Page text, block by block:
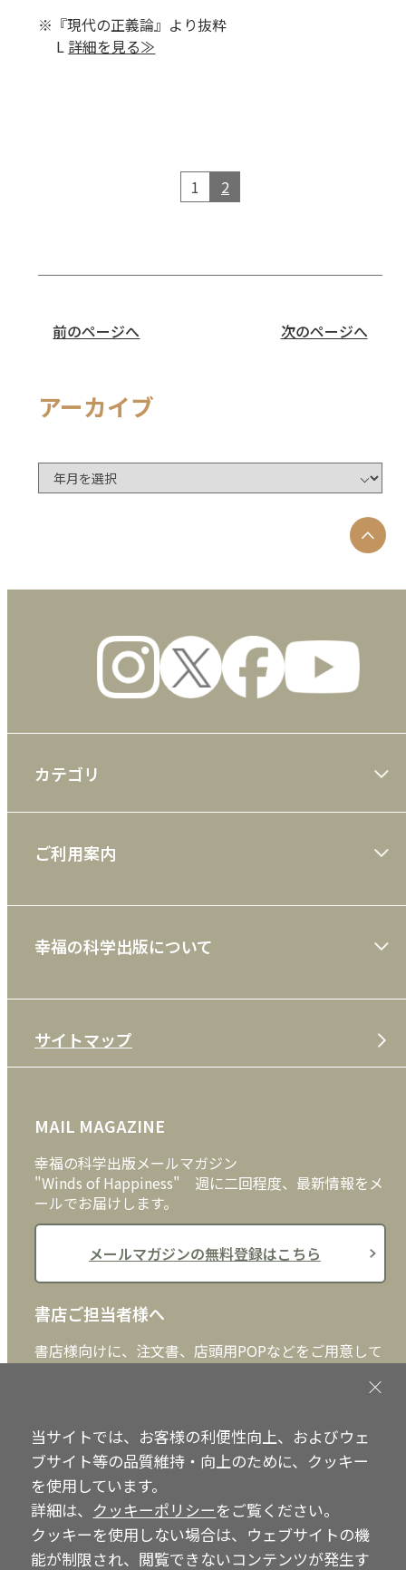
※『現代の正義論』より抜粋
L 詳細を見る≫
1 2
前のページへ 次のページへ
アーカイブ
カテゴリ
雑誌
CD
DVD・ブルーレイ
外国語
ご利用案内
利用規約
特定商取引法
プライバシーポリシー
クッキーポリシー
幸福の科学出版について
メディア・ライブラリー
サイトマップ
MAIL MAGAZINE
幸福の科学出版メールマガジン
"Winds of Happiness" 週に二回程度、最新情報をメ
ールでお届けします。
メールマガジンの無料登録はこちら
書店ご担当者様へ
書店様向けに、注文書、店頭用POPなどをご用意して
おります。ぜひ、ダウンロードの上、ご活用くださ
書店ご担当者様へ
Copyright © IRH Press Co.,Ltd. All Rights Reserved.
当サイトでは、お客様の利便性向上、およびウェ
ブサイト等の品質維持・向上のために、クッキー
を使用しています。
詳細は、 クッキーポリシーをご覧ください。
クッキーを使用しない場合は、ウェブサイトの機
能が制限され、閲覧できないコンテンツが発生す